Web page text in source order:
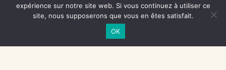
NOS SOUTIENS
expérience sur notre site web. Si vous continuez à utiliser ce
site, nous supposerons que vous en êtes satisfait.
OK